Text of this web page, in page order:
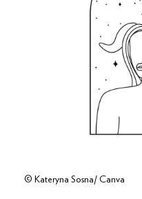
© Kateryna Sosna/ Canva